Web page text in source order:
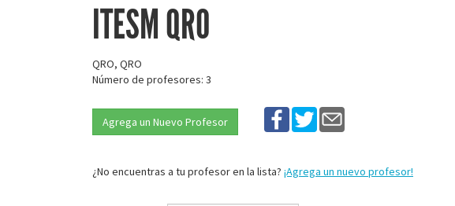
ITESM QRO
QRO, QRO
Número de profesores: 3
Agrega un Nuevo Profesor
¿No encuentras a tu profesor en la lista? ¡Agrega un nuevo profesor!